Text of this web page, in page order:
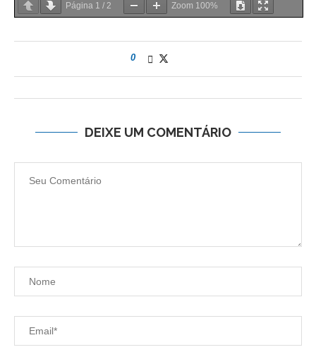
Página 1 / 2 Zoom 100%
0
DEIXE UM COMENTÁRIO